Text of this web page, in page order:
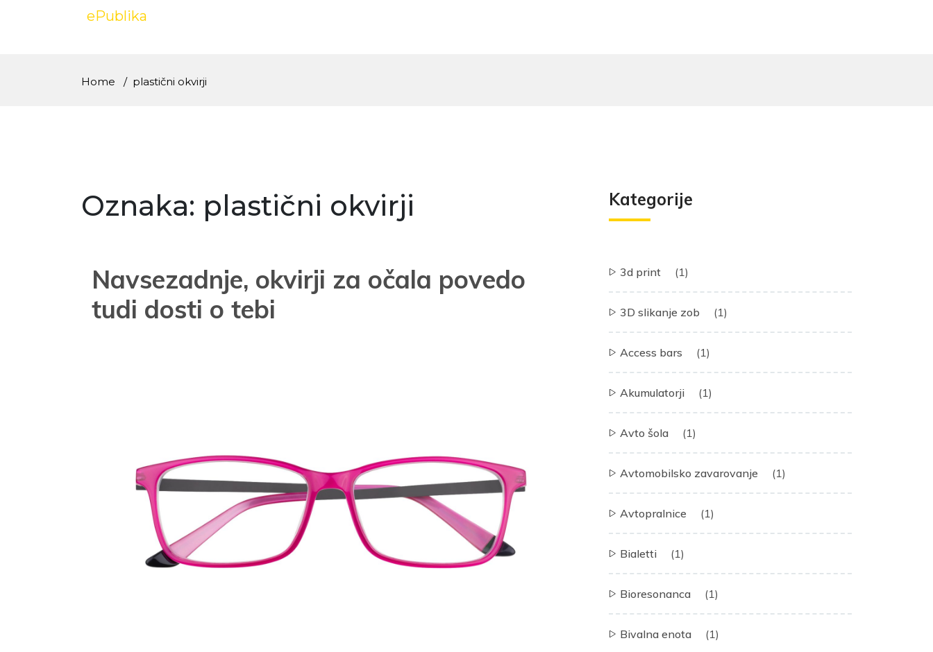
ePublika
Home plastični okvirji
Oznaka: plastični okvirji
Navsezadnje, okvirji za očala povedo
tudi dosti o tebi
Kategorije
3d print (1)
3D slikanje zob (1)
Access bars (1)
Akumulatorji (1)
Avto šola (1)
Avtomobilsko zavarovanje (1)
Avtopralnice (1)
Bialetti (1)
Bioresonanca (1)
Bivalna enota (1)